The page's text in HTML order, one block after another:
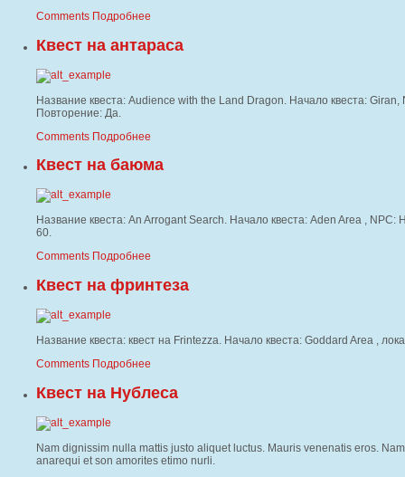
Comments Подробнее
Квест на антараса
Название квеста: Audience with the Land Dragon. Начало квеста:
Повторение: Да.
Comments Подробнее
Квест на баюма
Название квеста: An Arrogant Search. Начало квеста: Aden Area ,
60.
Comments Подробнее
Квест на фринтеза
Название квеста: квест на Frintezza. Начало квеста: Goddard Area ,
Comments Подробнее
Квест на Нублеса
Nam dignissim nulla mattis justo aliquet luctus. Mauris venenatis eros.
anarequi et son amorites etimo nurli.